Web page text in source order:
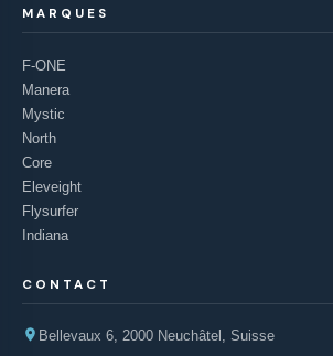
MARQUES
F-ONE
Manera
Mystic
North
Core
Eleveight
Flysurfer
Indiana
CONTACT
Bellevaux 6, 2000 Neuchâtel, Suisse